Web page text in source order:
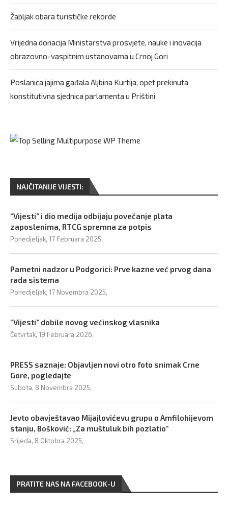
Žabljak obara turističke rekorde
Vrijedna donacija Ministarstva prosvjete, nauke i inovacija
obrazovno-vaspitnim ustanovama u Crnoj Gori
Poslanica jajima gađala Aljbina Kurtija, opet prekinuta
konstitutivna sjednica parlamenta u Prištini
NAJČITANIJE VIJESTI:
“Vijesti” i dio medija odbijaju povećanje plata
zaposlenima, RTCG spremna za potpis
Ponedjeljak, 17 Februara 2025,
Pametni nadzor u Podgorici: Prve kazne već prvog dana
rada sistema
Ponedjeljak, 17 Novembra 2025,
“Vijesti” dobile novog većinskog vlasnika
Četvrtak, 19 Februara 2026,
PRESS saznaje: Objavljen novi otro foto snimak Crne
Gore, pogledajte
Subota, 8 Novembra 2025,
Jevto obavještavao Mijajlovićevu grupu o Amfilohijevom
stanju, Bošković: „Za muštuluk bih pozlatio“
Srijeda, 8 Oktobra 2025,
PRATITE NAS NA FACEBOOK-U